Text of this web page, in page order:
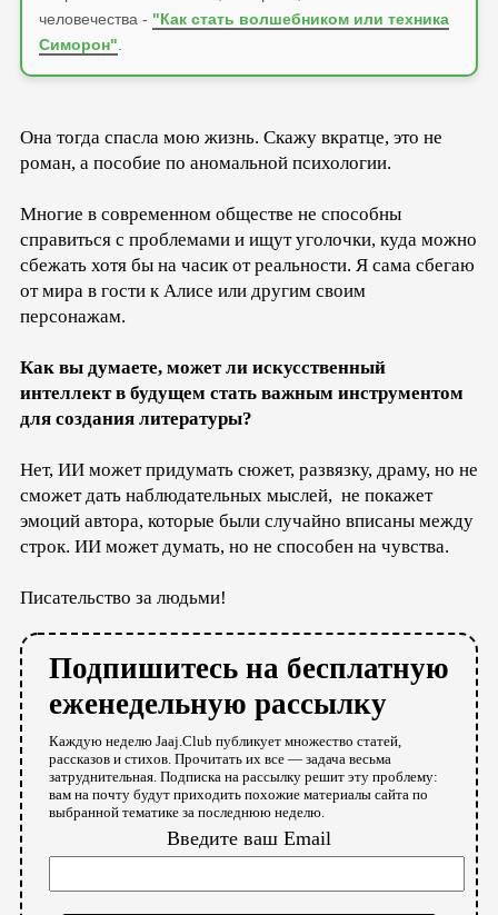
человечества - "Как стать волшебником или техника
Симорон".
Она тогда спасла мою жизнь. Скажу вкратце, это не
роман, а пособие по аномальной психологии.
Многие в современном обществе не способны
справиться с проблемами и ищут уголочки, куда можно
сбежать хотя бы на часик от реальности. Я сама сбегаю
от мира в гости к Алисе или другим своим
персонажам.
Как вы думаете, может ли искусственный
интеллект в будущем стать важным инструментом
для создания литературы?
Нет, ИИ может придумать сюжет, развязку, драму, но не
сможет дать наблюдательных мыслей, не покажет
эмоций автора, которые были случайно вписаны между
строк. ИИ может думать, но не способен на чувства.
Писательство за людьми!
Подпишитесь на бесплатную
еженедельную рассылку
Каждую неделю Jaaj.Club публикует множество статей,
рассказов и стихов. Прочитать их все — задача весьма
затруднительная. Подписка на рассылку решит эту проблему:
вам на почту будут приходить похожие материалы сайта по
выбранной тематике за последнюю неделю.
Введите ваш Email